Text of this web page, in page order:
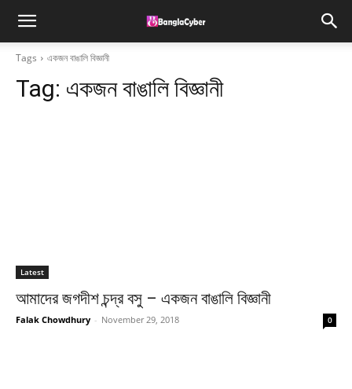
Tags একজন বাঙালি বিজ্ঞানী
Tag: একজন বাঙালি বিজ্ঞানী
Latest
আমাদের জগদীশ চন্দ্র বসু – একজন বাঙালি বিজ্ঞানী
Falak Chowdhury - November 29, 2018 0